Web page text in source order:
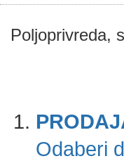
Poljoprivreda,
Odaberi